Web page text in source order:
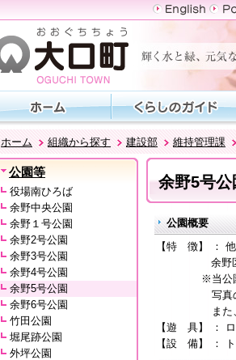
ホーム 組織から探す 建設部 維持管理課
公園等
役場南ひろば
余野中央公園
余野１号公園
余野2号公園
余野3号公園
余野4号公園
余野5号公園
余野6号公園
竹田公園
堀尾跡公園
外坪公園
余野5号公
公園概要
【特 徴】 ：
余野区内の
※当公園は
写真の複合
また、他の
【遊 具】 ：
【設 備】 ：